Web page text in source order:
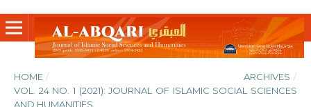
HOME / ARCHIVES /
VOL. 24 NO. 1 (2021): JOURNAL OF ISLAMIC SOCIAL SCIENCES
AND HUMANITIES